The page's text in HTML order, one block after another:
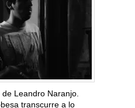
, de Leandro Naranjo.
transcurre a lo